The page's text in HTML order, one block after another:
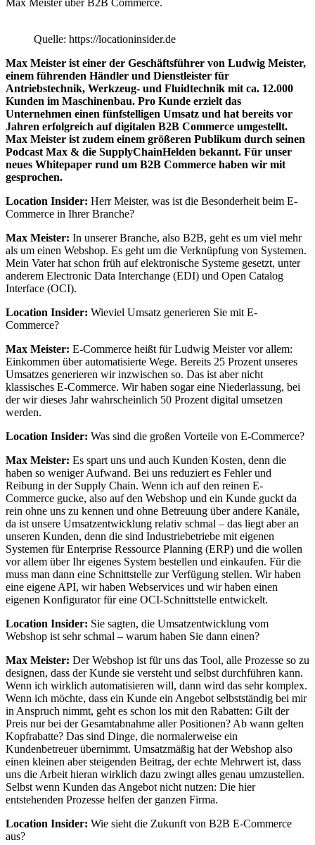
Max Meister über B2B Commerce.
Quelle: https://locationinsider.de
Max Meister ist einer der Geschäftsführer von Ludwig Meister,
einem führenden Händler und Dienstleister für
Antriebstechnik, Werkzeug- und Fluidtechnik mit ca. 12.000
Kunden im Maschinenbau. Pro Kunde erzielt das
Unternehmen einen fünfstelligen Umsatz und hat bereits vor
Jahren erfolgreich auf digitalen B2B Commerce umgestellt.
Max Meister ist zudem einem größeren Publikum durch seinen
Podcast Max & die SupplyChainHelden bekannt. Für unser
neues Whitepaper rund um B2B Commerce haben wir mit
gesprochen.
Location Insider: Herr Meister, was ist die Besonderheit beim E-
Commerce in Ihrer Branche?
Max Meister: In unserer Branche, also B2B, geht es um viel mehr
als um einen Webshop. Es geht um die Verknüpfung von Systemen.
Mein Vater hat schon früh auf elektronische Systeme gesetzt, unter
anderem Electronic Data Interchange (EDI) und Open Catalog
Interface (OCI).
Location Insider: Wieviel Umsatz generieren Sie mit E-
Commerce?
Max Meister: E-Commerce heißt für Ludwig Meister vor allem:
Einkommen über automatisierte Wege. Bereits 25 Prozent unseres
Umsatzes generieren wir inzwischen so. Das ist aber nicht
klassisches E-Commerce. Wir haben sogar eine Niederlassung, bei
der wir dieses Jahr wahrscheinlich 50 Prozent digital umsetzen
werden.
Location Insider: Was sind die großen Vorteile von E-Commerce?
Max Meister: Es spart uns und auch Kunden Kosten, denn die
haben so weniger Aufwand. Bei uns reduziert es Fehler und
Reibung in der Supply Chain. Wenn ich auf den reinen E-
Commerce gucke, also auf den Webshop und ein Kunde guckt da
rein ohne uns zu kennen und ohne Betreuung über andere Kanäle,
da ist unsere Umsatzentwicklung relativ schmal – das liegt aber an
unseren Kunden, denn die sind Industriebetriebe mit eigenen
Systemen für Enterprise Ressource Planning (ERP) und die wollen
vor allem über Ihr eigenes System bestellen und einkaufen. Für die
muss man dann eine Schnittstelle zur Verfügung stellen. Wir haben
eine eigene API, wir haben Webservices und wir haben einen
eigenen Konfigurator für eine OCI-Schnittstelle entwickelt.
Location Insider: Sie sagten, die Umsatzentwicklung vom
Webshop ist sehr schmal – warum haben Sie dann einen?
Max Meister: Der Webshop ist für uns das Tool, alle Prozesse so zu
designen, dass der Kunde sie versteht und selbst durchführen kann.
Wenn ich wirklich automatisieren will, dann wird das sehr komplex.
Wenn ich möchte, dass ein Kunde ein Angebot selbstständig bei mir
in Anspruch nimmt, geht es schon los mit den Rabatten: Gilt der
Preis nur bei der Gesamtabnahme aller Positionen? Ab wann gelten
Kopfrabatte? Das sind Dinge, die normalerweise ein
Kundenbetreuer übernimmt. Umsatzmäßig hat der Webshop also
einen kleinen aber steigenden Beitrag, der echte Mehrwert ist, dass
uns die Arbeit hieran wirklich dazu zwingt alles genau umzustellen.
Selbst wenn Kunden das Angebot nicht nutzen: Die hier
entstehenden Prozesse helfen der ganzen Firma.
Location Insider: Wie sieht die Zukunft von B2B E-Commerce
aus?